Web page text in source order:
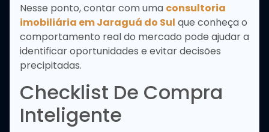
Nesse ponto, contar com uma consultoria
imobiliária em Jaraguá do Sul que conheça o
comportamento real do mercado pode ajudar a
identificar oportunidades e evitar decisões
precipitadas.
Checklist De Compra
Inteligente